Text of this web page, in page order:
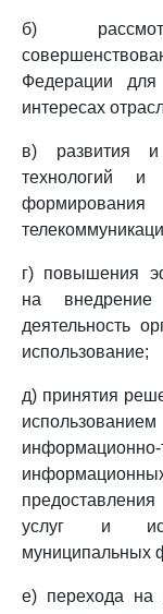
б)
Федерации
интересах
в) развития и
технологий
формирования
г) повышения
на внедрение
деятельность
использование;
д) принятия
услуг и
муниципальных
е) перехода на